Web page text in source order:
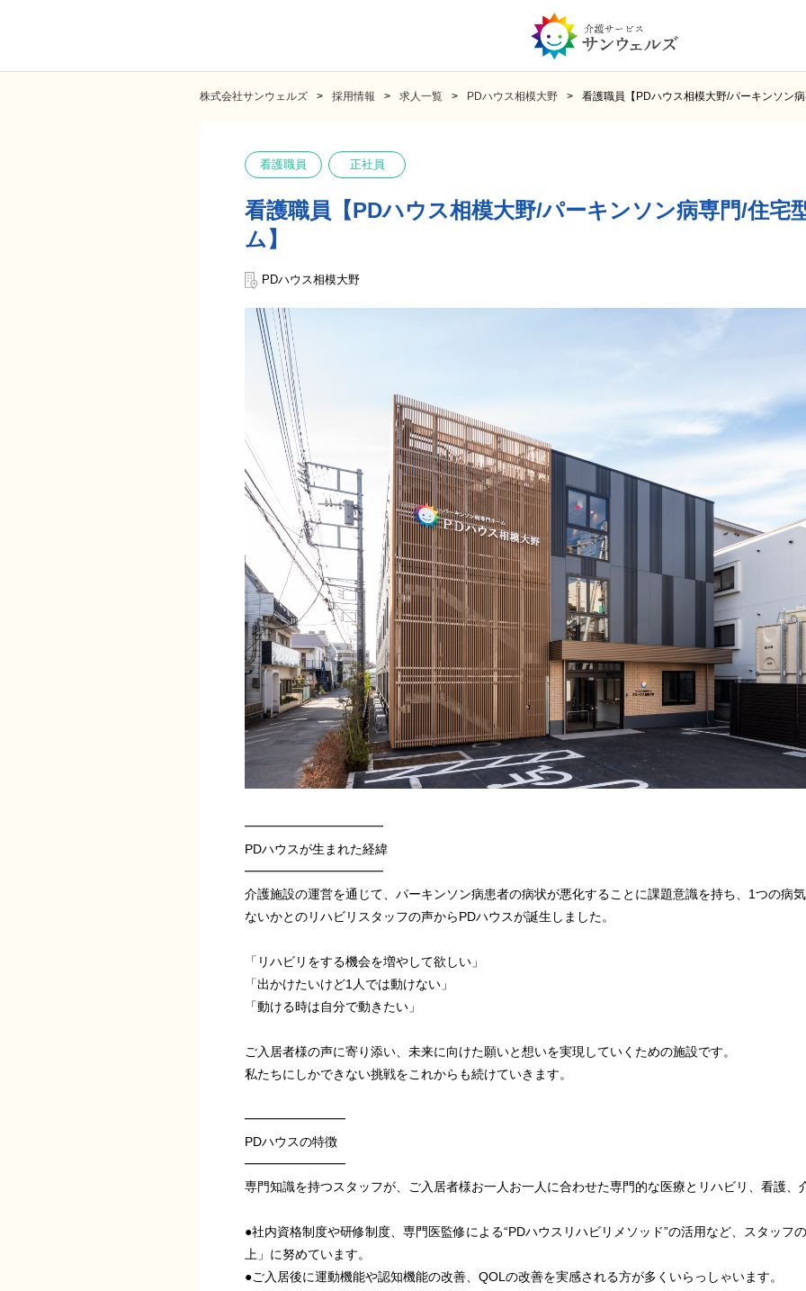
株式会社サンウェルズ 採用情報 求人一覧 PDハウス相模大野 看護職員【PDハウス相模大野/パーキンソン
看護職員 正社員
看護職員【PDハウス相模大野/パーキンソン病専門/住宅
ム】
PDハウス相模大野
━━━━━━━━━━━
PDハウスが生まれた経緯
━━━━━━━━━━━
介護施設の運営を通じて、パーキンソン病患者の病状が悪化することに課題意識を持ち、1つの病
ないかとのリハビリスタッフの声からPDハウスが誕生しました。
「リハビリをする機会を増やして欲しい」
「出かけたいけど1人では動けない」
「動ける時は自分で動きたい」
ご入居者様の声に寄り添い、未来に向けた願いと想いを実現していくための施設です。
私たちにしかできない挑戦をこれからも続けていきます。
━━━━━━━━
PDハウスの特徴
━━━━━━━━
専門知識を持つスタッフが、ご入居者様お一人お一人に合わせた専門的な医療とリハビリ、看護、
●社内資格制度や研修制度、専門医監修による“PDハウスリハビリメソッド”の活用など、スタッフ
上」に努めています。
●ご入居後に運動機能や認知機能の改善、QOLの改善を実感される方が多くいらっしゃいます。